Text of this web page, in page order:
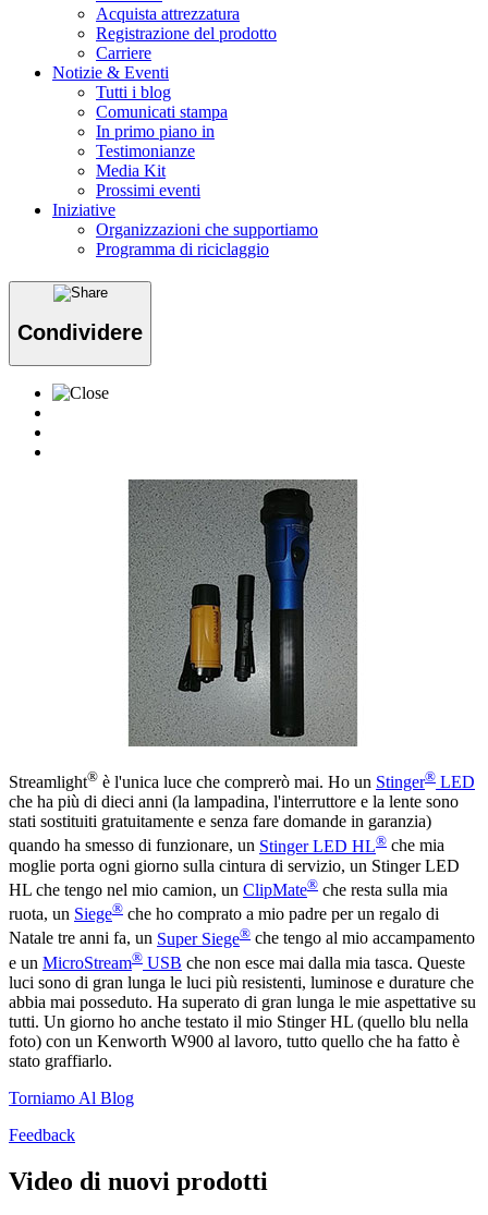
Acquista attrezzatura
Registrazione del prodotto
Carriere
Notizie & Eventi
Tutti i blog
Comunicati stampa
In primo piano in
Testimonianze
Media Kit
Prossimi eventi
Iniziative
Organizzazioni che supportiamo
Programma di riciclaggio
Condividere
Streamlight® è l'unica luce che comprerò mai. Ho un Stinger® LED
che ha più di dieci anni (la lampadina, l'interruttore e la lente sono
stati sostituiti gratuitamente e senza fare domande in garanzia)
quando ha smesso di funzionare, un Stinger LED HL® che mia
moglie porta ogni giorno sulla cintura di servizio, un Stinger LED
HL che tengo nel mio camion, un ClipMate® che resta sulla mia
ruota, un Siege® che ho comprato a mio padre per un regalo di
Natale tre anni fa, un Super Siege® che tengo al mio accampamento
e un MicroStream® USB che non esce mai dalla mia tasca. Queste
luci sono di gran lunga le luci più resistenti, luminose e durature che
abbia mai posseduto. Ha superato di gran lunga le mie aspettative su
tutti. Un giorno ho anche testato il mio Stinger HL (quello blu nella
foto) con un Kenworth W900 al lavoro, tutto quello che ha fatto è
stato graffiarlo.
Torniamo Al Blog
Feedback
Video di nuovi prodotti